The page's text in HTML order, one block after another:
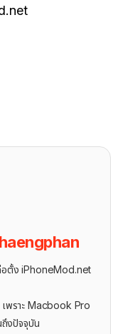
อตั้ง iPhoneMod.net
พราะ Macbook Pro
งปัจจุบัน